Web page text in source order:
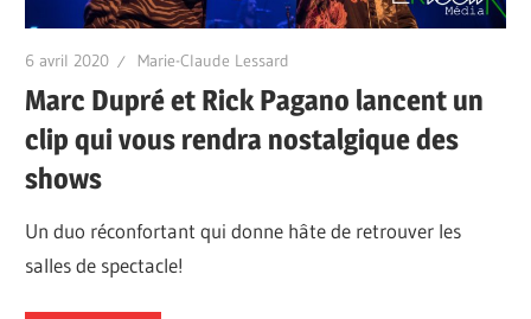
6 avril 2020 Marie-Claude Lessard
Marc Dupré et Rick Pagano lancent un
clip qui vous rendra nostalgique des
shows
Un duo réconfortant qui donne hâte de retrouver les
salles de spectacle!